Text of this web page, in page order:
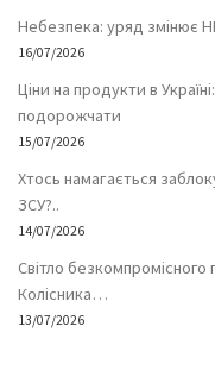
Небезпека: уряд змінює
16/07/2026
Ціни на продукти в
подорожчати
15/07/2026
Хтось намагається
ЗСУ?..
14/07/2026
Світло безкомпромісного
Колісника…
13/07/2026